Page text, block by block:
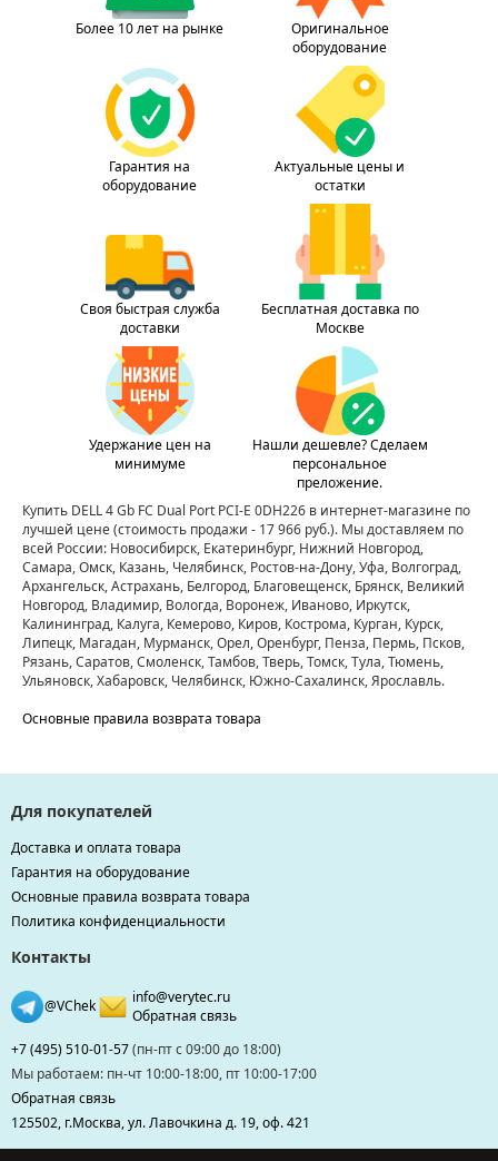
Более 10 лет на рынке
Оригинальное
оборудование
Гарантия на
оборудование
Актуальные цены и
остатки
Своя быстрая служба
доставки
Бесплатная доставка по
Москве
Удержание цен на
минимуме
Нашли дешевле? Сделаем
персональное
преложение.
Купить DELL 4 Gb FC Dual Port PCI-E 0DH226 в интернет-магазине по
лучшей цене(стоимость продажи - 17 966 руб.). Мы доставляем по
всей России: Новосибирск, Екатеринбург, Нижний Новгород,
Самара, Омск, Казань, Челябинск, Ростов-на-Дону, Уфа, Волгоград,
Архангельск, Астрахань, Белгород, Благовещенск, Брянск, Великий
Новгород, Владимир, Вологда, Воронеж, Иваново, Иркутск,
Калининград, Калуга, Кемерово, Киров, Кострома, Курган, Курск,
Липецк, Магадан, Мурманск, Орел, Оренбург, Пенза, Пермь, Псков,
Рязань, Саратов, Смоленск, Тамбов, Тверь, Томск, Тула, Тюмень,
Ульяновск, Хабаровск, Челябинск, Южно-Сахалинск, Ярославль.
Основные правила возврата товара
Для покупателей
Доставка и оплата товара
Гарантия на оборудование
Основные правила возврата товара
Политика конфиденциальности
Контакты
@VChek
info@verytec.ru
Обратная связь
+7 (495) 510-01-57(пн-пт с 09:00 до 18:00)
Мы работаем: пн-чт 10:00-18:00, пт 10:00-17:00
Обратная связь
125502, г.Москва, ул. Лавочкина д. 19, оф. 421